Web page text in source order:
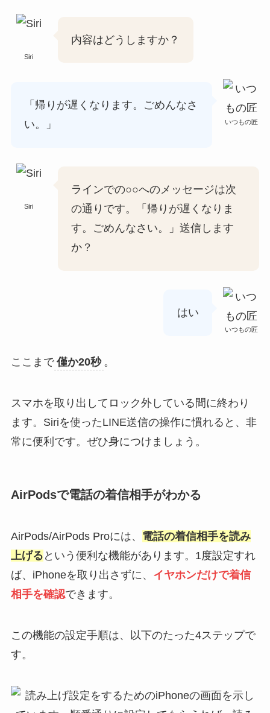
Siri
内容はどうしますか？
いつもの匠
「帰りが遅くなります。ごめんなさ
い。」
Siri
ラインでの○○へのメッセージは次
の通りです。「帰りが遅くなりま
す。ごめんなさい。」送信します
か？
いつもの匠
はい
ここまで 僅か20秒 。
スマホを取り出してロック外している間に終わり
ます。Siriを使ったLINE送信の操作に慣れると、非
常に便利です。ぜひ身につけましょう。
AirPodsで電話の着信相手がわかる
AirPods/AirPods Proには、 電話の着信相手を読み
上げる という便利な機能があります。1度設定すれ
ば、iPhoneを取り出さずに、 イヤホンだけで着信
相手を確認できます。
この機能の設定手順は、以下のたった4ステップで
す。